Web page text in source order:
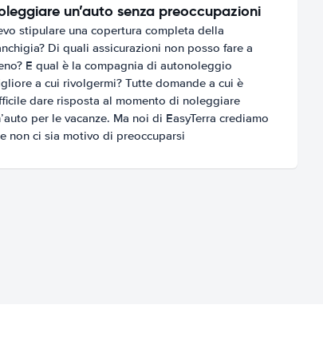
un’auto senza preoccupazioni
stipulare una copertura completa della
Di quali assicurazioni non posso fare a
E qual è la compagnia di autonoleggio
a cui rivolgermi? Tutte domande a cui è
dare risposta al momento di noleggiare
per le vacanze. Ma noi di EasyTerra crediamo
non ci sia motivo di preoccuparsi